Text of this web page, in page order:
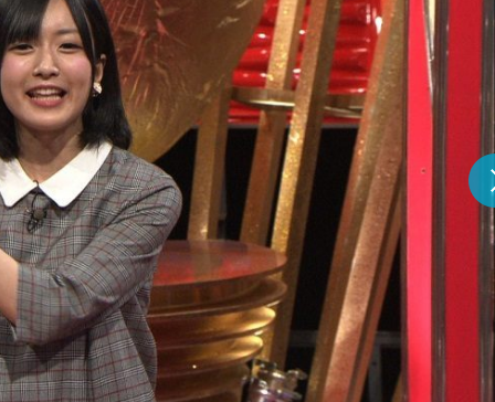
『アイ＝ラブ！げーみん
E齋藤樹愛羅＆佐々木舞
ビュー